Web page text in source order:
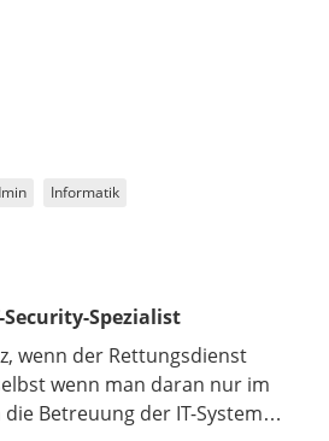
Informatik
Spezialist
wenn der Rettungsdienst
wenn man daran nur im
Betreuung der IT-Systeme